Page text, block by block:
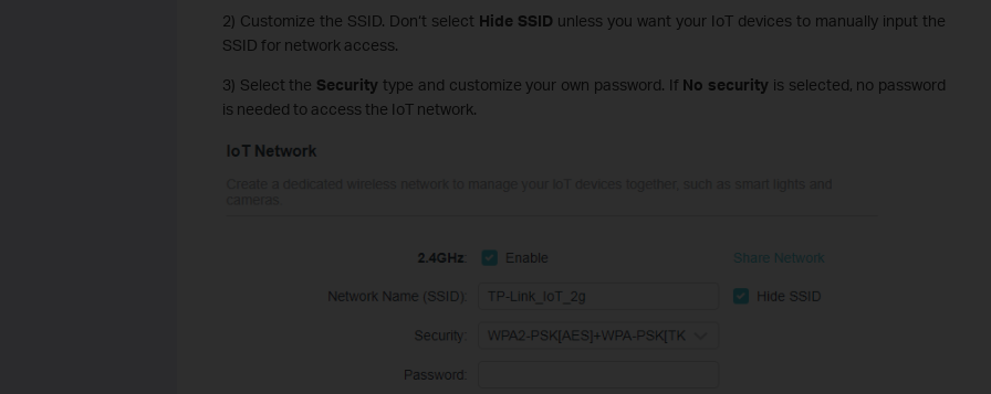
2) Customize the SSID. Don‘t select Hide SSID unless you want your IoT devices to manually input the
SSID for network access.
3) Select the Security type and customize your own password. If No security is selected, no password
is needed to access the IoT network.